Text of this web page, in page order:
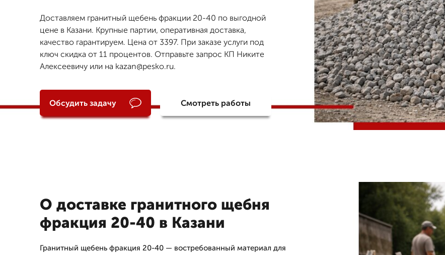
Доставляем гранитный щебень фракции 20-40 по выгодной
цене в Казани. Крупные партии, оперативная доставка,
качество гарантируем. Цена от 3397. При заказе услуги под
ключ скидка от 11 процентов. Отправьте запрос КП Никите
Алексеевичу или на kazan@pesko.ru.
Обсудить задачу Смотреть работы
О доставке гранитного щебня
фракция 20-40 в Казани
Гранитный щебень фракция 20-40 — востребованный материал для